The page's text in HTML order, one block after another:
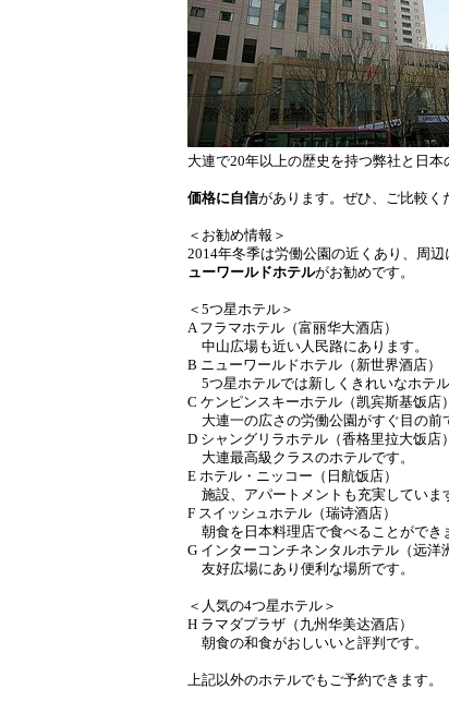
大連で20年以上の歴史を持つ弊社と日
価格に自信があります。ぜひ、ご比較く
＜お勧め情報＞
2014年冬季は労働公園の近くあり、周
ューワールドホテルがお勧めです。
＜5つ星ホテル＞
A フラマホテル（富丽华大酒店）
中山広場も近い人民路にあります。
B ニューワールドホテル（新世界酒店‎）
5つ星ホテルでは新しくきれいなホテル
C ケンピンスキーホテル（凯宾斯基饭店）
大連一の広さの労働公園がすぐ目の前
D シャングリラホテル（香格里拉大饭店）
大連最高級クラスのホテルです。
E ホテル・ニッコー（日航饭店）
施設、アパートメントも充実していま
F スイッシュホテル（瑞诗酒店）
朝食を日本料理店で食べることができ
G インターコンチネンタルホテル（远洋
友好広場にあり便利な場所です。
＜人気の4つ星ホテル＞
H ラマダプラザ（九州华美达酒店）
朝食の和食がおしいいと評判です。
上記以外のホテルでもご予約できます。